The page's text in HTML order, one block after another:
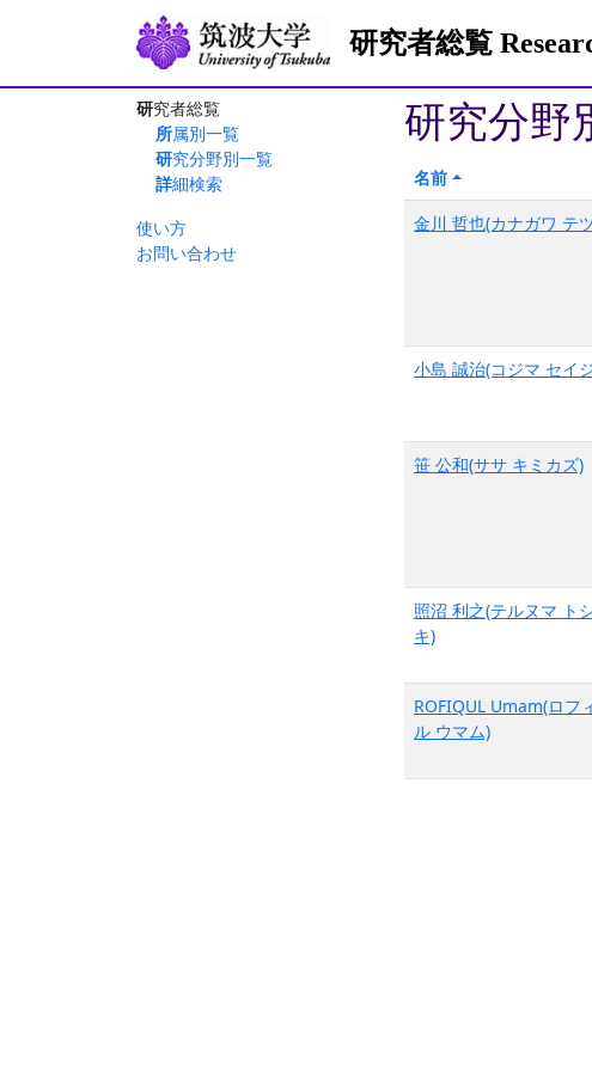
研究者総覧
研究者総覧
所属別一覧
研究分野別一覧
詳細検索
使い方
お問い合わせ
研究分野
名前
金川 哲也(カナガワ テ
小島 誠治(コジマ セイ
笹 公和(ササ キミカズ)
照沼 利之(テルヌマ ト
キ)
ROFIQUL Umam(ロフ
ル ウマム)